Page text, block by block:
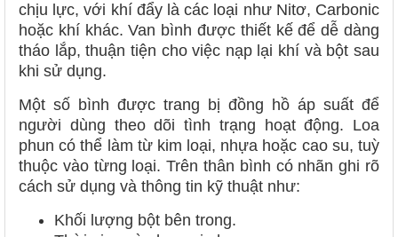
chịu lực, với khí đẩy là các loại như Nitơ, Carbonic
hoặc khí khác. Van bình được thiết kế để dễ dàng
tháo lắp, thuận tiện cho việc nạp lại khí và bột sau
khi sử dụng.
Một số bình được trang bị đồng hồ áp suất để
người dùng theo dõi tình trạng hoạt động. Loa
phun có thể làm từ kim loại, nhựa hoặc cao su, tuỳ
thuộc vào từng loại. Trên thân bình có nhãn ghi rõ
cách sử dụng và thông tin kỹ thuật như:
Khối lượng bột bên trong.